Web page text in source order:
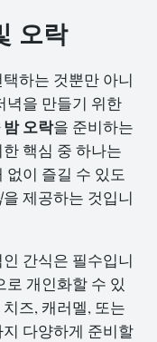
오락
하는 것뿐만 아니
녁을 만들기 위한
오락을 준비하는
핵심 중 하나는
없이 즐길 수 있도
을 제공하는 것입니
간식은 필수입니
로 개인화할 수 있
즈, 캐러멜, 또는
다양하게 준비할